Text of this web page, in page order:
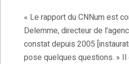
« Le rapport du CNNum est
Delemme, directeur de
constat depuis 2005
pose quelques questions. » Il